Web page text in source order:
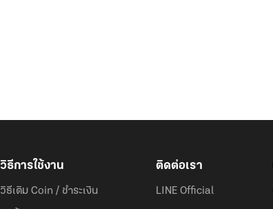
วิธีการใช้งาน
วิธีเติม Coin / ชำระเงิน
ติดต่อเรา
LINE Official